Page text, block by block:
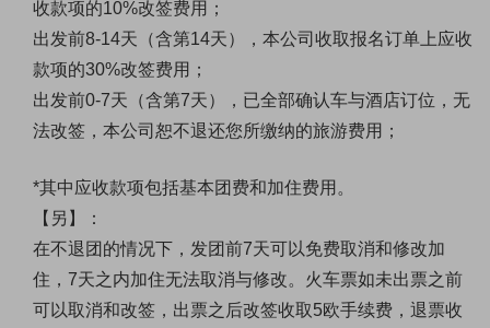
收款项的10%改签费用；
出发前8-14天（含第14天），本公司收取报名订单上应收
款项的30%改签费用；
出发前0-7天（含第7天），已全部确认车与酒店订位，无
法改签，本公司恕不退还您所缴纳的旅游费用；
*其中应收款项包括基本团费和加住费用。
【另】：
在不退团的情况下，发团前7天可以免费取消和修改加
住，7天之内加住无法取消与修改。火车票如未出票之前
可以取消和改签，出票之后改签收取5欧手续费，退票收